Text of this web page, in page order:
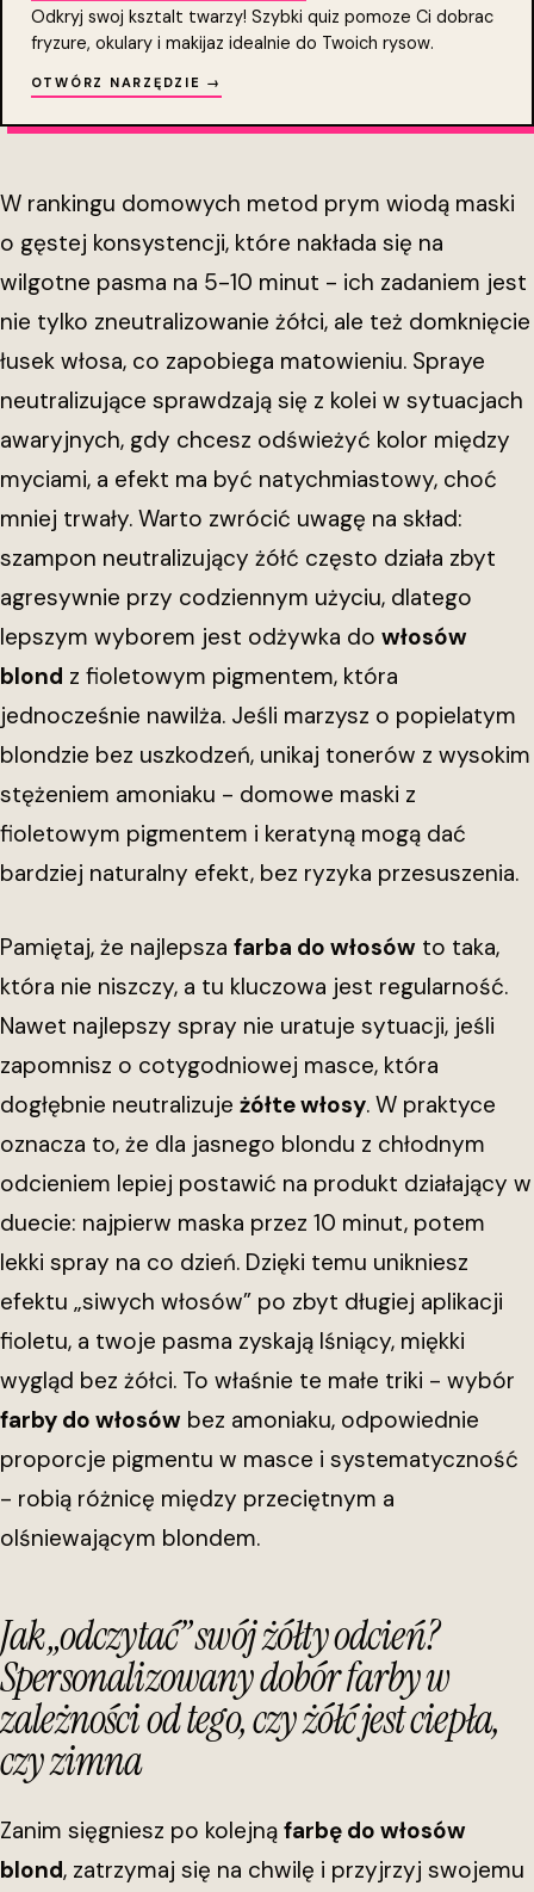
Odkryj swoj ksztalt twarzy! Szybki quiz pomoze Ci dobrac
fryzure, okulary i makijaz idealnie do Twoich rysow.
OTWÓRZ NARZĘDZIE →
W rankingu domowych metod prym wiodą maski
o gęstej konsystencji, które nakłada się na
wilgotne pasma na 5-10 minut - ich zadaniem jest
nie tylko zneutralizowanie żółci, ale też domknięcie
łusek włosa, co zapobiega matowieniu. Spraye
neutralizujące sprawdzają się z kolei w sytuacjach
awaryjnych, gdy chcesz odświeżyć kolor między
myciami, a efekt ma być natychmiastowy, choć
mniej trwały. Warto zwrócić uwagę na skład:
szampon neutralizujący żółć często działa zbyt
agresywnie przy codziennym użyciu, dlatego
lepszym wyborem jest odżywka do włosów
blond z fioletowym pigmentem, która
jednocześnie nawilża. Jeśli marzysz o popielatym
blondzie bez uszkodzeń, unikaj tonerów z wysokim
stężeniem amoniaku - domowe maski z
fioletowym pigmentem i keratyną mogą dać
bardziej naturalny efekt, bez ryzyka przesuszenia.
Pamiętaj, że najlepsza farba do włosów to taka,
która nie niszczy, a tu kluczowa jest regularność.
Nawet najlepszy spray nie uratuje sytuacji, jeśli
zapomnisz o cotygodniowej masce, która
dogłębnie neutralizuje żółte włosy. W praktyce
oznacza to, że dla jasnego blondu z chłodnym
odcieniem lepiej postawić na produkt działający w
duecie: najpierw maska przez 10 minut, potem
lekki spray na co dzień. Dzięki temu unikniesz
efektu „siwych włosów” po zbyt długiej aplikacji
fioletu, a twoje pasma zyskają lśniący, miękki
wygląd bez żółci. To właśnie te małe triki - wybór
farby do włosów bez amoniaku, odpowiednie
proporcje pigmentu w masce i systematyczność
- robią różnicę między przeciętnym a
olśniewającym blondem.
Jak „odczytać” swój żółty odcień?
Spersonalizowany dobór farby w
zależności od tego, czy żółć jest ciepła,
czy zimna
Zanim sięgniesz po kolejną farbę do włosów
blond, zatrzymaj się na chwilę i przyjrzyj swojemu